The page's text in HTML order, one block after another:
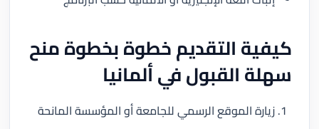
كيفية التقديم خطوة بخطوة منح
سهلة القبول في ألمانيا
زيارة الموقع الرسمي للجامعة أو المؤسسة المانحة